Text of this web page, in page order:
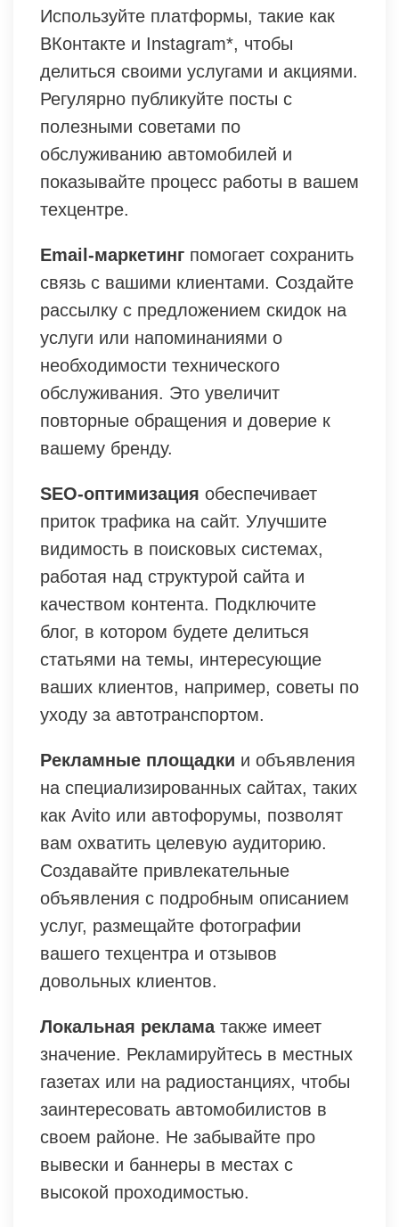
Используйте платформы, такие как
ВКонтакте и Instagram*, чтобы
делиться своими услугами и акциями.
Регулярно публикуйте посты с
полезными советами по
обслуживанию автомобилей и
показывайте процесс работы в вашем
техцентре.
Email-маркетинг помогает сохранить
связь с вашими клиентами. Создайте
рассылку с предложением скидок на
услуги или напоминаниями о
необходимости технического
обслуживания. Это увеличит
повторные обращения и доверие к
вашему бренду.
SEO-оптимизация обеспечивает
приток трафика на сайт. Улучшите
видимость в поисковых системах,
работая над структурой сайта и
качеством контента. Подключите
блог, в котором будете делиться
статьями на темы, интересующие
ваших клиентов, например, советы по
уходу за автотранспортом.
Рекламные площадки и объявления
на специализированных сайтах, таких
как Avito или автофорумы, позволят
вам охватить целевую аудиторию.
Создавайте привлекательные
объявления с подробным описанием
услуг, размещайте фотографии
вашего техцентра и отзывов
довольных клиентов.
Локальная рекламатакже имеет
значение. Рекламируйтесь в местных
газетах или на радиостанциях, чтобы
заинтересовать автомобилистов в
своем районе. Не забывайте про
вывески и баннеры в местах с
высокой проходимостью.